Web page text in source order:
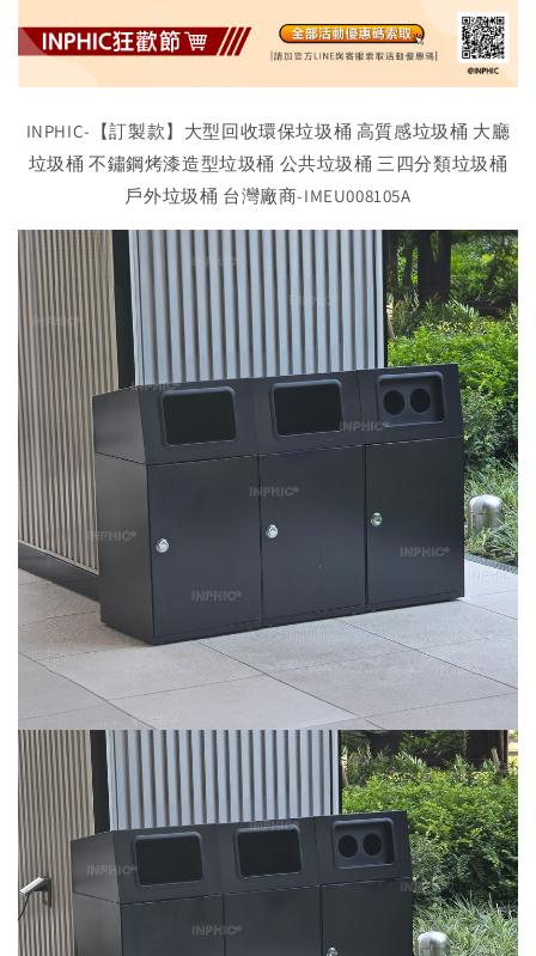
INPHIC-【訂製款】大型回收環保垃圾桶 高質感垃圾桶 大廳
垃圾桶 不鏽鋼烤漆造型垃圾桶 公共垃圾桶 三四分類垃圾桶
戶外垃圾桶 台灣廠商-IMEU008105A